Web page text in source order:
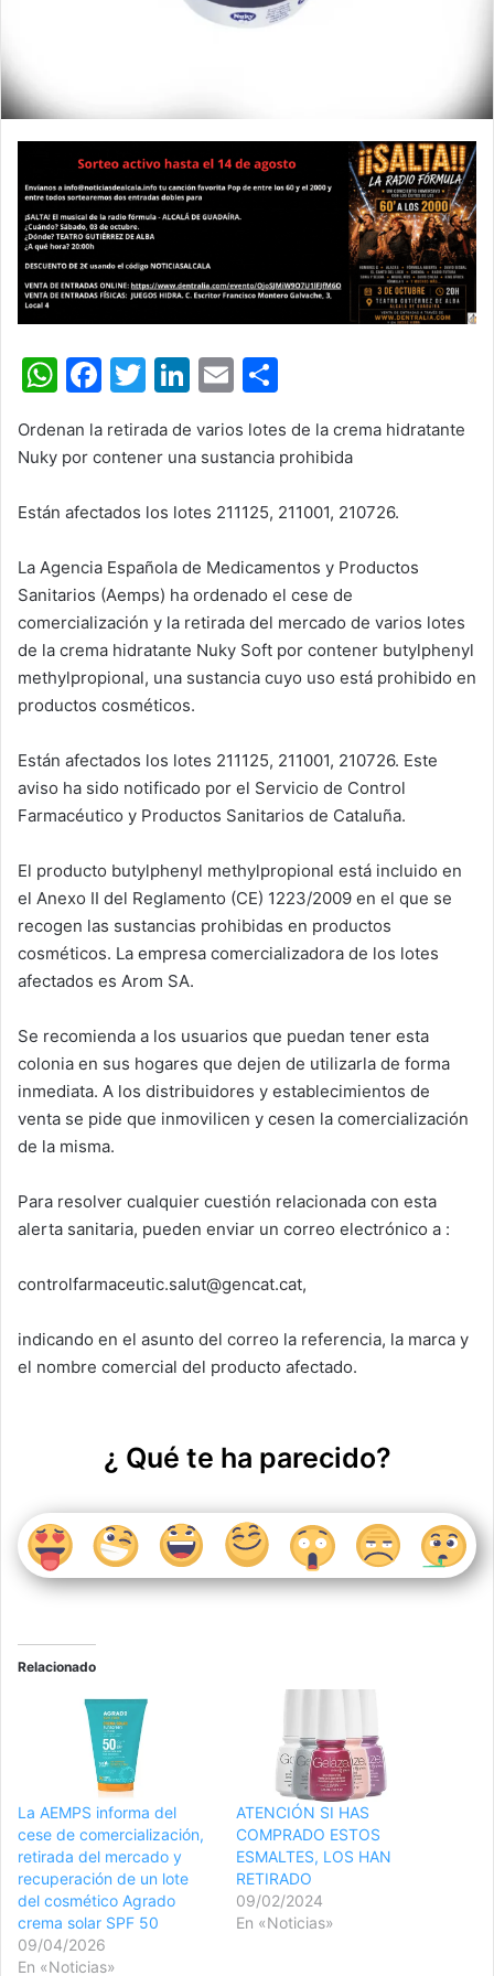
W
at
s
A
p
F
c
b
o
o
k
T
itt
Li
k
dI
n
E
ai m
p
ar
tir
Ordenan la retirada de varios lotes de la crema hidratante
Nuky por contener una sustancia prohibida
Están afectados los lotes 211125, 211001, 210726.
La Agencia Española de Medicamentos y Productos
Sanitarios (Aemps) ha ordenado el cese de
comercialización y la retirada del mercado de varios lotes
de la crema hidratante Nuky Soft por contener butylphenyl
methylpropional, una sustancia cuyo uso está prohibido en
productos cosméticos.
Están afectados los lotes 211125, 211001, 210726. Este
aviso ha sido notificado por el Servicio de Control
Farmacéutico y Productos Sanitarios de Cataluña.
El producto butylphenyl methylpropional está incluido en
el Anexo II del Reglamento (CE) 1223/2009 en el que se
recogen las sustancias prohibidas en productos
cosméticos. La empresa comercializadora de los lotes
afectados es Arom SA.
Se recomienda a los usuarios que puedan tener esta
colonia en sus hogares que dejen de utilizarla de forma
inmediata. A los distribuidores y establecimientos de
venta se pide que inmovilicen y cesen la comercialización
de la misma.
Para resolver cualquier cuestión relacionada con esta
alerta sanitaria, pueden enviar un correo electrónico a :
controlfarmaceutic.salut@gencat.cat,
indicando en el asunto del correo la referencia, la marca y
el nombre comercial del producto afectado.
¿ Qué te ha parecido?
Relacionado
La AEMPS informa del
cese de comercialización,
retirada del mercado y
recuperación de un lote
del cosmético Agrado
crema solar SPF 50
09/04/2026
En «Noticias»
ATENCIÓN SI HAS
COMPRADO ESTOS
ESMALTES, LOS HAN
RETIRADO
09/02/2024
En «Noticias»